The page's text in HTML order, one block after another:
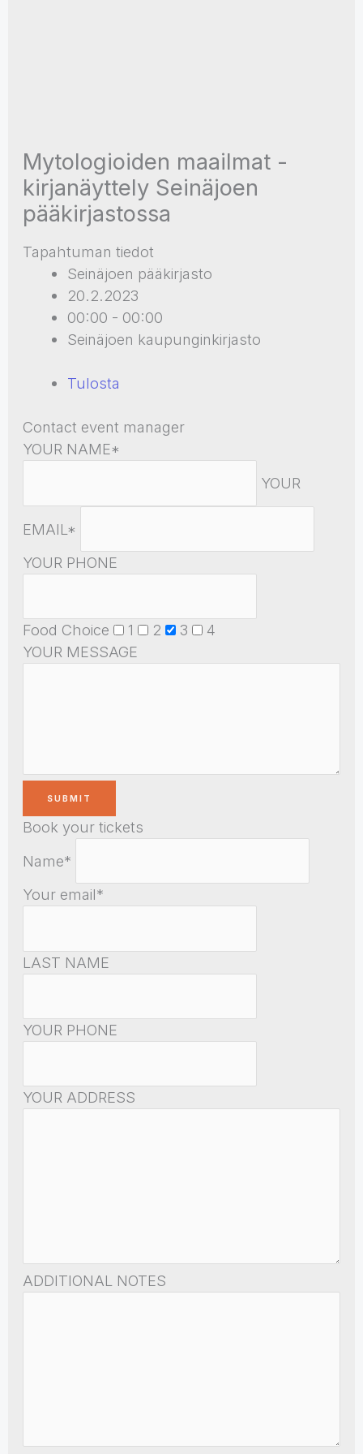
Mytologioiden maailmat -
kirjanäyttely Seinäjoen
pääkirjastossa
Tapahtuman tiedot
Seinäjoen pääkirjasto
20.2.2023
00:00 - 00:00
Seinäjoen kaupunginkirjasto
Tulosta
Contact event manager
YOUR NAME*
YOUR
EMAIL*
YOUR PHONE
Food Choice 1 2 3
4
YOUR MESSAGE
Book your tickets
Name*
Your email*
LAST NAME
YOUR PHONE
YOUR ADDRESS
ADDITIONAL NOTES